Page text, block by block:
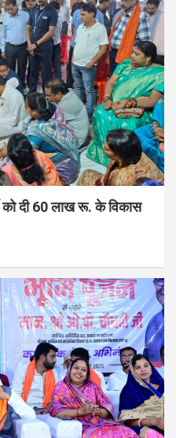
को दी 60 लाख रू. के विकास